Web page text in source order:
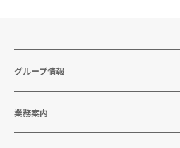
グループ情報
業務案内